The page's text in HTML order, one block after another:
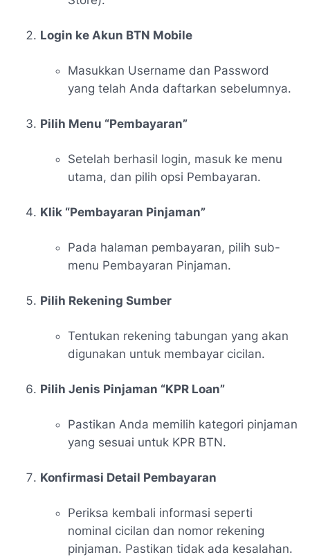
Login ke Akun BTN Mobile
Masukkan Username dan Password
yang telah Anda daftarkan sebelumnya.
Pilih Menu “Pembayaran”
Setelah berhasil login, masuk ke menu
utama, dan pilih opsi Pembayaran.
Klik “Pembayaran Pinjaman”
Pada halaman pembayaran, pilih sub-
menu Pembayaran Pinjaman.
Pilih Rekening Sumber
Tentukan rekening tabungan yang akan
digunakan untuk membayar cicilan.
Pilih Jenis Pinjaman “KPR Loan”
Pastikan Anda memilih kategori pinjaman
yang sesuai untuk KPR BTN.
Konfirmasi Detail Pembayaran
Periksa kembali informasi seperti
nominal cicilan dan nomor rekening
pinjaman. Pastikan tidak ada kesalahan.